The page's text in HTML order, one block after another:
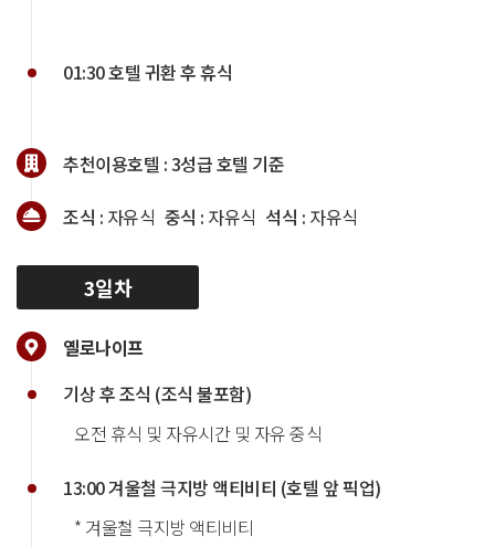
01:30 호텔 귀환 후 휴식
추천이용호텔 :3성급 호텔 기준
조식 : 자유식 중식 : 자유식 석식 : 자유식
3일차
옐로나이프
기상 후 조식 (조식 불포함)
오전 휴식 및 자유시간 및 자유 중식
13:00 겨울철 극지방 액티비티 (호텔 앞 픽업)
* 겨울철 극지방 액티비티